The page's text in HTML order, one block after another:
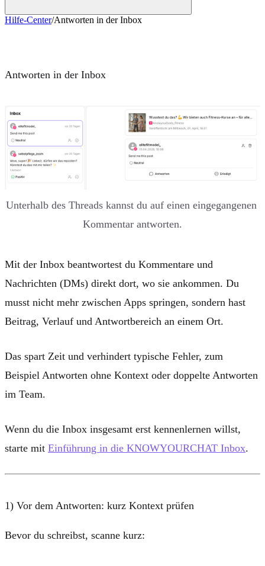
Hilfe-Center/Antworten in der Inbox
Antworten in der Inbox
Unterhalb des Threads kannst du auf einen eingegangenen
Kommentar antworten.
Mit der Inbox beantwortest du Kommentare und
Nachrichten (DMs) direkt dort, wo sie ankommen. Du
musst nicht mehr zwischen Apps springen, sondern hast
Beitrag, Verlauf und Antwortbereich an einem Ort.
Das spart Zeit und verhindert typische Fehler, zum
Beispiel Antworten ohne Kontext oder doppelte Antworten
im Team.
Wenn du die Inbox insgesamt erst kennenlernen willst,
starte mit Einführung in die KNOWYOURCHAT Inbox.
1) Vor dem Antworten: kurz Kontext prüfen
Bevor du schreibst, scanne kurz: